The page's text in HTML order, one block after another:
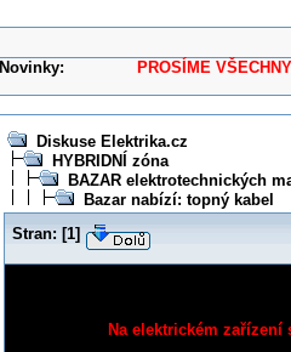
Novinky: PROSÍME VŠECHNY
Diskuse Elektrika.cz
HYBRIDNÍ zóna
BAZAR elektrotechnických
Bazar nabízí: topný kabel
Stran: [1]
Na elektrickém